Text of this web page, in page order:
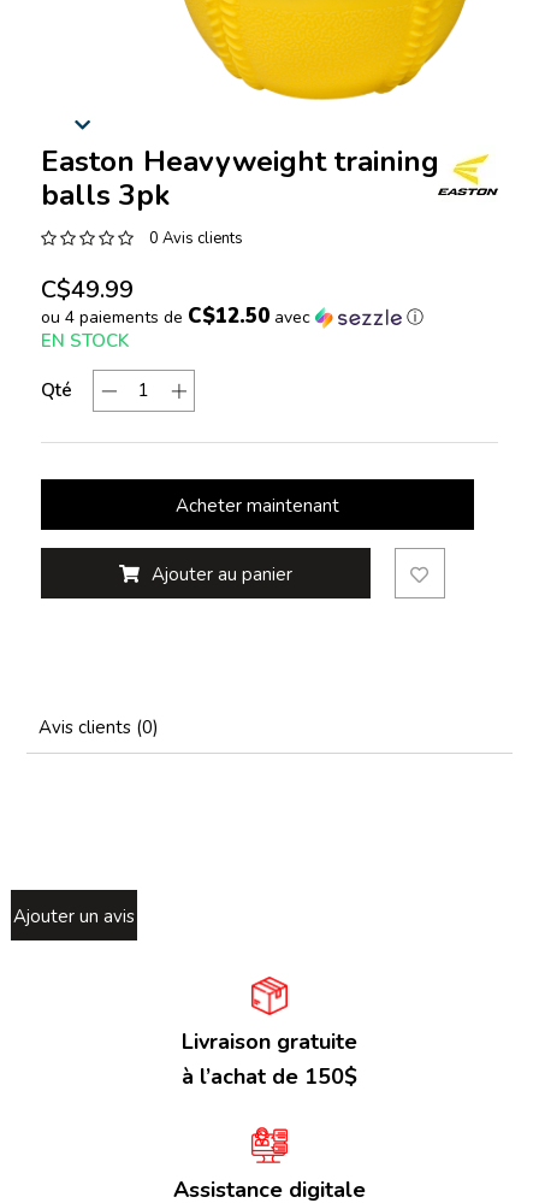
Easton Heavyweight training
balls 3pk
0 Avis clients
C$49.99
ou 4 paiements de C$12.50avec ⓘ
EN STOCK
Qté
Acheter maintenant
Ajouter au panier
Avis clients (0)
Ajouter un avis
Livraison gratuite
à l’achat de 150$
Assistance digitale